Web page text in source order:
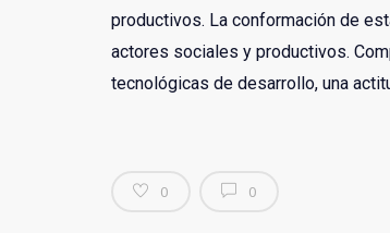
productivos. La conformación de
actores sociales y productivos.
tecnológicas de desarrollo, una
0 0